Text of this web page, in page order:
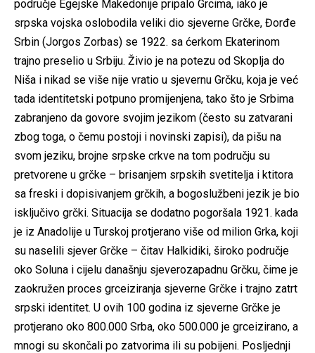
područje Egejske Makedonije pripalo Grcima, iako je
srpska vojska oslobodila veliki dio sjeverne Grčke, Đorđe
Srbin (Jorgos Zorbas) se 1922. sa ćerkom Ekaterinom
trajno preselio u Srbiju. Živio je na potezu od Skoplja do
Niša i nikad se više nije vratio u sjevernu Grčku, koja je već
tada identitetski potpuno promijenjena, tako što je Srbima
zabranjeno da govore svojim jezikom (često su zatvarani
zbog toga, o čemu postoji i novinski zapisi), da pišu na
svom jeziku, brojne srpske crkve na tom području su
pretvorene u grčke – brisanjem srpskih svetitelja i ktitora
sa freski i dopisivanjem grčkih, a bogoslužbeni jezik je bio
isključivo grčki. Situacija se dodatno pogoršala 1921. kada
je iz Anadolije u Turskoj protjerano više od milion Grka, koji
su naselili sjever Grčke – čitav Halkidiki, široko područje
oko Soluna i cijelu današnju sjeverozapadnu Grčku, čime je
zaokružen proces grceiziranja sjeverne Grčke i trajno zatrt
srpski identitet. U ovih 100 godina iz sjeverne Grčke je
protjerano oko 800.000 Srba, oko 500.000 je grceizirano, a
mnogi su skončali po zatvorima ili su pobijeni. Posljednji